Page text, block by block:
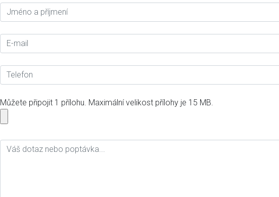
Můžete připojit 1 přílohu. Maximální velikost přílohy je 15 MB.